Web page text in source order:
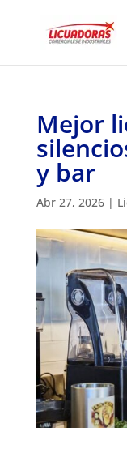
Mejor
y bar
Abr 27, 2026|